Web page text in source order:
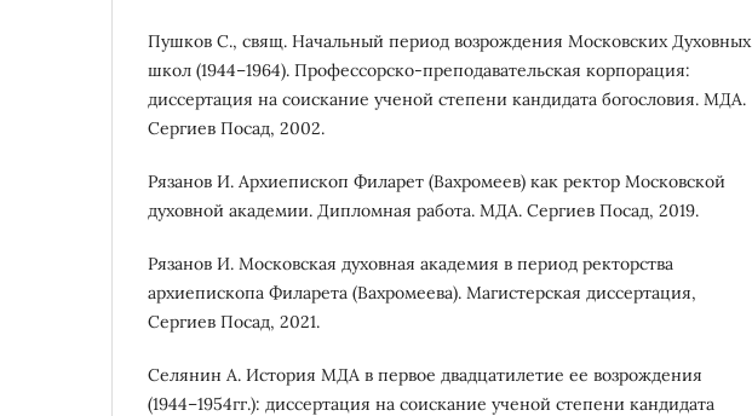
Пушков С., свящ. Начальный период возрождения Московских Духовных
школ (1944–1964). Профессорско-преподавательская корпорация:
диссертация на соискание ученой степени кандидата богословия. МДА.
Сергиев Посад, 2002.
Рязанов И. Архиепископ Филарет (Вахромеев) как ректор Московской
духовной академии. Дипломная работа. МДА. Сергиев Посад, 2019.
Рязанов И. Московская духовная академия в период ректорства
архиепископа Филарета (Вахромеева). Магистерская диссертация,
Сергиев Посад, 2021.
Селянин А. История МДА в первое двадцатилетие ее возрождения
(1944–1954гг.): диссертация на соискание ученой степени кандидата